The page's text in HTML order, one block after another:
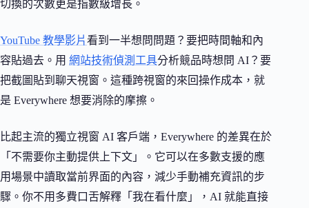
切換的次數更是指數級增長。
YouTube 教學影片看到一半想問問題？要把時間軸和內
容貼過去。用 網站技術偵測工具分析競品時想問 AI？要
把截圖貼到聊天視窗。這種跨視窗的來回操作成本，就
是 Everywhere 想要消除的摩擦。
比起主流的獨立視窗 AI 客戶端，Everywhere 的差異在於
「不需要你主動提供上下文」。它可以在多數支援的應
用場景中讀取當前界面的內容，減少手動補充資訊的步
驟。你不用多費口舌解釋「我在看什麼」，AI 就能直接